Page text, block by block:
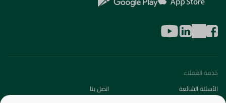
خدمة العملاء
الأسئلة الشائعة
اتصل بنا